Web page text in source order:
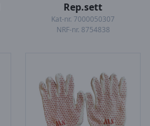
Rep.sett
Kat-nr. 7000050307
NRF-nr. 8754838